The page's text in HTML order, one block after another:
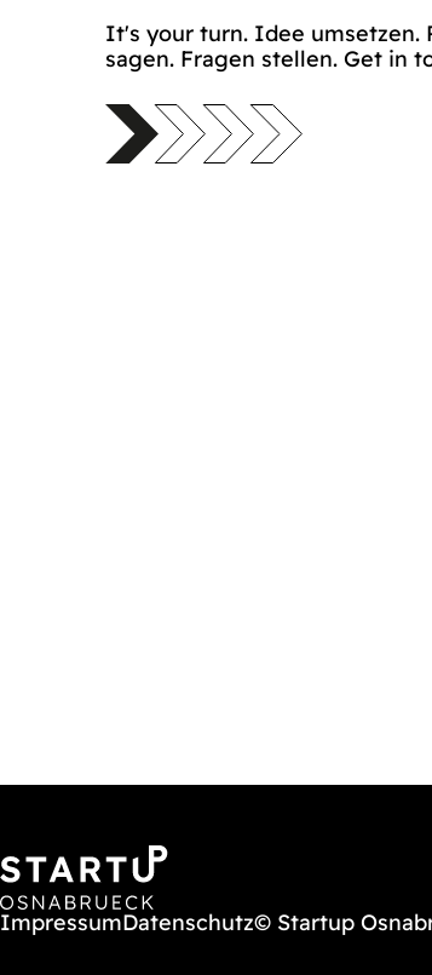
It's your turn. Idee umsetzen.
sagen. Fragen stellen. Get in
ImpressumDatenschutz© Startup